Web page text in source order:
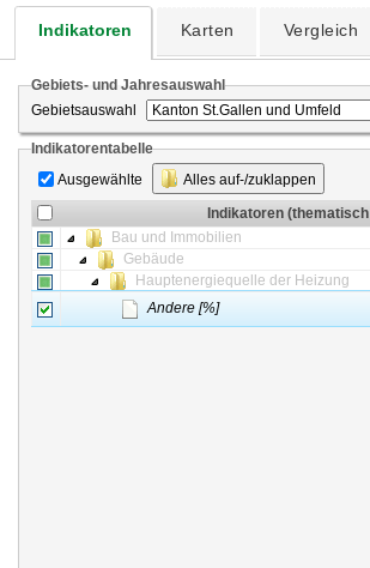
Indikatoren Karten Vergleich
Gebiets- und Jahresauswahl
Gebietsauswahl
Indikatorentabelle
Ausgewählte
Alles auf-/zuklappen
Indikatoren
Bau und Immobilien
Gebäude
Hauptenergiequelle der Heizung
Andere [%]